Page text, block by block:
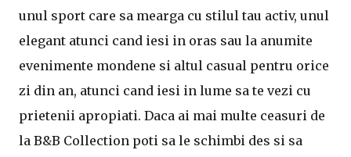
unul sport care sa mearga cu stilul tau activ, unul
elegant atunci cand iesi in oras sau la anumite
evenimente mondene si altul casual pentru orice
zi din an, atunci cand iesi in lume sa te vezi cu
prietenii apropiati. Daca ai mai multe ceasuri de
la B&B Collection poti sa le schimbi des si sa